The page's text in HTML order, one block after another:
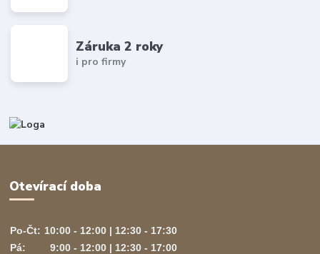
Záruka 2 roky
i pro firmy
Otevírací doba
Po-Čt: 10:00 - 12:00 | 12:30 - 17:30
Pá:
9:00 - 12:00 | 12:30 - 17:00